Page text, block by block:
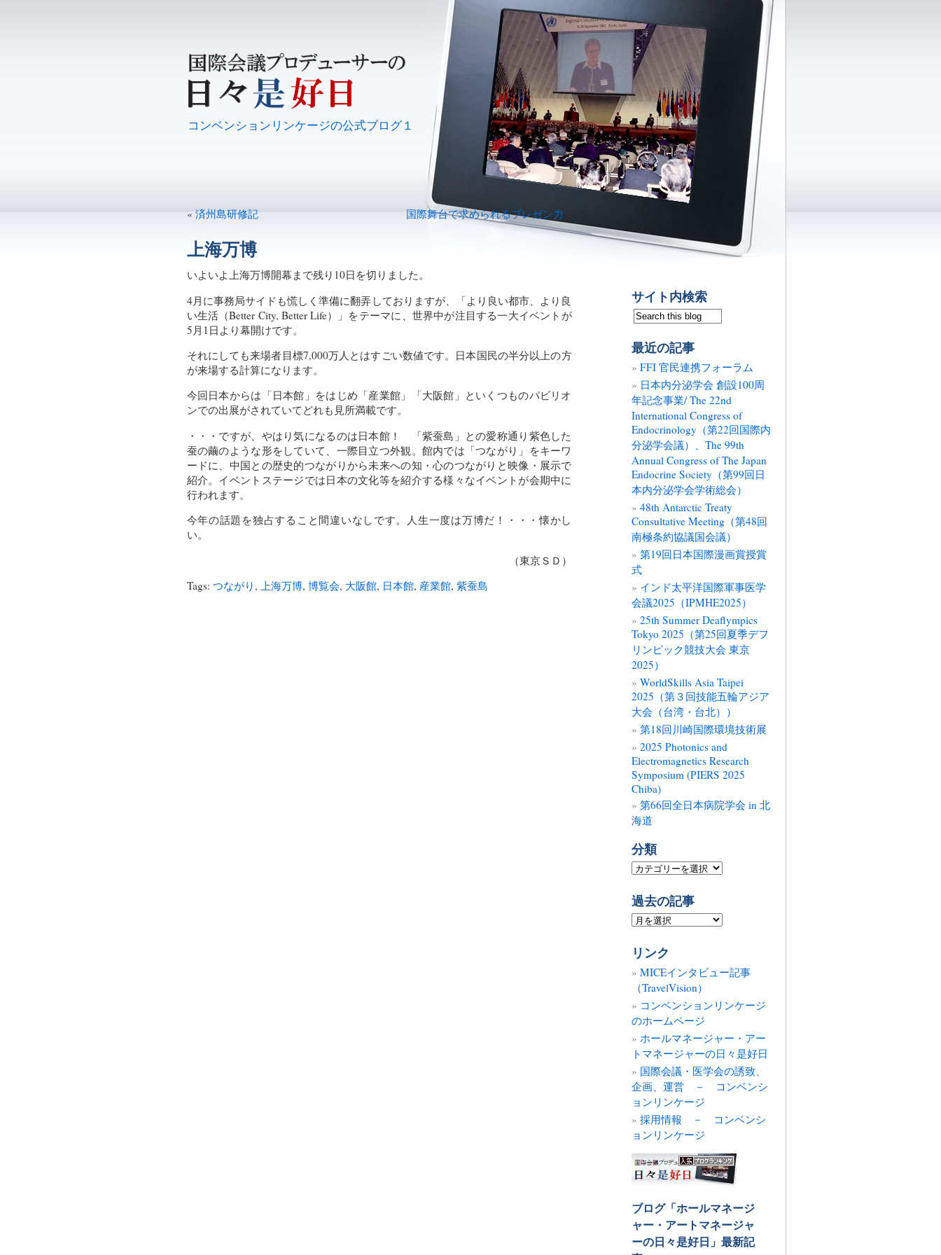
コンベンションリンケージの公式ブログ１
« 済州島研修記 国際舞台で求められるプレゼン力
上海万博
いよいよ上海万博開幕まで残り10日を切りました。
4月に事務局サイドも慌しく準備に翻弄しておりますが、「より良い都市、より良
い生活（Better City, Better Life）」をテーマに、世界中が注目する一大イベントが
5月1日より幕開けです。
それにしても来場者目標7,000万人とはすごい数値です。日本国民の半分以上の方
が来場する計算になります。
今回日本からは「日本館」をはじめ「産業館」「大阪館」といくつものパビリオ
ンでの出展がされていてどれも見所満載です。
・・・ですが、やはり気になるのは日本館！ 「紫蚕島」との愛称通り紫色した
蚕の繭のような形をしていて、一際目立つ外観。館内では「つながり」をキーワ
ードに、中国との歴史的つながりから未来への知・心のつながりと映像・展示で
紹介。イベントステージでは日本の文化等を紹介する様々なイベントが会期中に
行われます。
今年の話題を独占すること間違いなしです。人生一度は万博だ！・・・懐かし
い。
（東京ＳＤ）
Tags: つながり , 上海万博, 博覧会, 大阪館, 日本館, 産業館, 紫蚕島
サイト内検索
最近の記事
FFI 官民連携フォーラム
日本内分泌学会 創設100周
年記念事業/ The 22nd
International Congress of
Endocrinology（第22回国際内
分泌学会議）、The 99th
Annual Congress of The Japan
Endocrine Society（第99回日
本内分泌学会学術総会）
48th Antarctic Treaty
Consultative Meeting（第48回
南極条約協議国会議）
第19回日本国際漫画賞授賞
式
インド太平洋国際軍事医学
会議2025（IPMHE2025）
25th Summer Deaflympics
Tokyo 2025（第25回夏季デフ
リンピック競技大会 東京
2025）
WorldSkills Asia Taipei
2025（第３回技能五輪アジア
大会（台湾・台北））
第18回川崎国際環境技術展
2025 Photonics and
Electromagnetics Research
Symposium (PIERS 2025
Chiba)
第66回全日本病院学会 in 北
海道
分類
分
過去の記事
過
の
記
事
リンク
MICEインタビュー記事
（TravelVision）
コンベンションリンケージ
のホームページ
ホールマネージャー・アー
トマネージャーの日々是好日
国際会議・医学会の誘致、
企画、運営 － コンベンシ
ョンリンケージ
採用情報 － コンベンシ
ョンリンケージ
ブログ「ホールマネージ
ャー・アートマネージャ
ーの日々是好日」最新記